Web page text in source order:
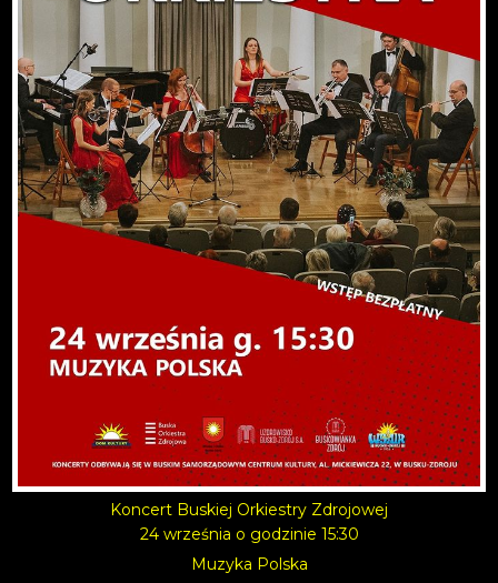
Koncert Buskiej Orkiestry Zdrojowej
24 września o godzinie 15:30
Muzyka Polska